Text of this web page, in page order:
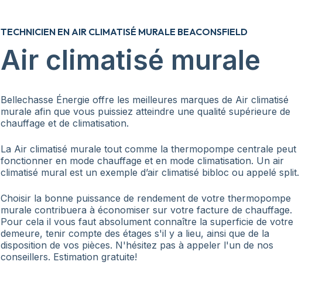
TECHNICIEN EN AIR CLIMATISÉ MURALE BEACONSFIELD
Air climatisé murale
Bellechasse Énergie offre les meilleures marques de Air climatisé
murale afin que vous puissiez atteindre une qualité supérieure de
chauffage et de climatisation.
La Air climatisé murale tout comme la thermopompe centrale peut
fonctionner en mode chauffage et en mode climatisation. Un air
climatisé mural est un exemple d’air climatisé bibloc ou appelé split.
Choisir la bonne puissance de rendement de votre thermopompe
murale contribuera à économiser sur votre facture de chauffage.
Pour cela il vous faut absolument connaître la superficie de votre
demeure, tenir compte des étages s'il y a lieu, ainsi que de la
disposition de vos pièces. N'hésitez pas à appeler l'un de nos
conseillers. Estimation gratuite!